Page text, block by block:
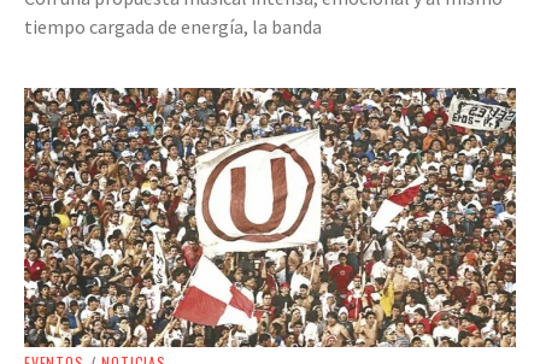
tiempo cargada de energía, la banda